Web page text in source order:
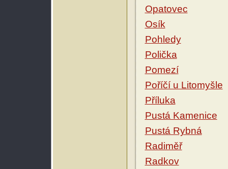
Opatovec
Osík
Pohledy
Polička
Pomezí
Poříčí u Litomyšle
Příluka
Pustá Kamenice
Pustá Rybná
Radiměř
Radkov